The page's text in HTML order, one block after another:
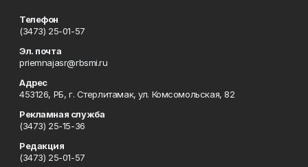
Телефон
(3473) 25-01-57
Эл. почта
priemnajasr@rbsmi.ru
Адрес
453126, РБ, г. Стерлитамак, ул. Комсомольская, 82
Рекламная служба
(3473) 25-15-36
Редакция
(3473) 25-01-57